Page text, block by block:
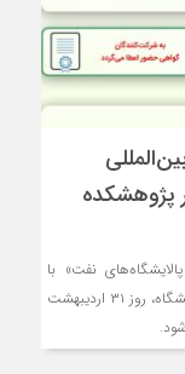
پژوهشكده
نفت» با
حضور جمعی از متخصصان صنعت بیمه و استادان دانشگاه، روز ۳۱ اردیبهشت